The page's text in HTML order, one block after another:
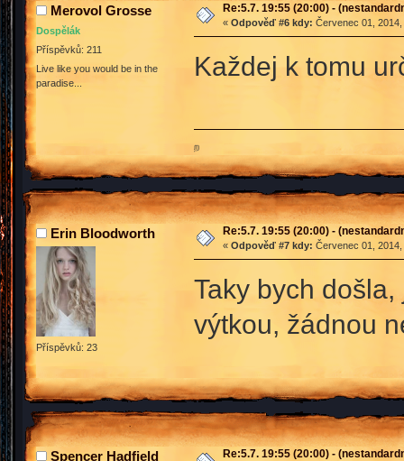
Merovol Grosse
Dospělák
Příspěvků: 211
Live like you would be in the
paradise...
Re:5.7. 19:55 (20:00) -
« Odpověď #6 kdy: Červenec 01,
Každej k tomu
ற
Erin Bloodworth
Příspěvků: 23
Re:5.7. 19:55 (20:00) -
« Odpověď #7 kdy: Červenec 01,
Taky bych
výtkou, žádnou
Spencer Hadfield Re:5.7. 19:55 (20:00) -